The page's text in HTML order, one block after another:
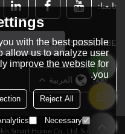
تابعنا:
SUBSCRIBE:
لغة: العربية
Smart Home Co., Ltd. Support By
with the best possible
allow us to analyze user
improve the website for
you.
Reject All
Necessary